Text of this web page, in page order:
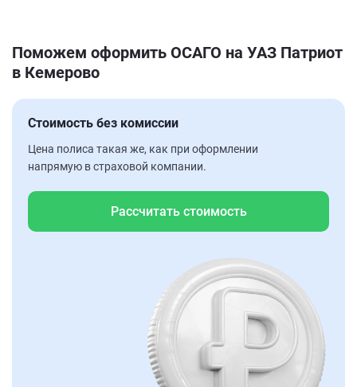
Поможем оформить ОСАГО на УАЗ Патриот
в Кемерово
Стоимость без комиссии
Цена полиса такая же, как при оформлении
напрямую в страховой компании.
Рассчитать стоимость